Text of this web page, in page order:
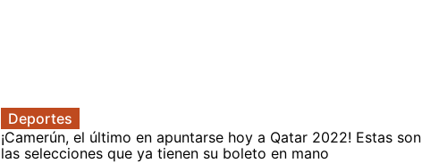
Deportes
¡Camerún, el último en apuntarse hoy a Qatar 2022! Estas son
las selecciones que ya tienen su boleto en mano